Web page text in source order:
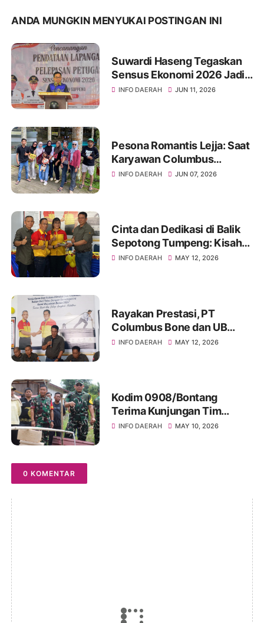
ANDA MUNGKIN MENYUKAI POSTINGAN INI
Suwardi Haseng Tegaskan
Sensus Ekonomi 2026 Jadi
Basis Pembangunan
INFO DAERAH JUN 11, 2026
Pesona Romantis Lejja: Saat
Karyawan Columbus
Soppeng Menenun
INFO DAERAH JUN 07, 2026
Cinta dan Dedikasi di Balik
Sepotong Tumpeng: Kisah
Manis Columbus Soppeng &
INFO DAERAH MAY 12, 2026
Rayakan Prestasi, PT
Columbus Bone dan UB
Parepare Bagikan Bonus
INFO DAERAH MAY 12, 2026
Kodim 0908/Bontang
Terima Kunjungan Tim
Wasev TMMD Ke-128 Tahun
INFO DAERAH MAY 10, 2026
0 KOMENTAR